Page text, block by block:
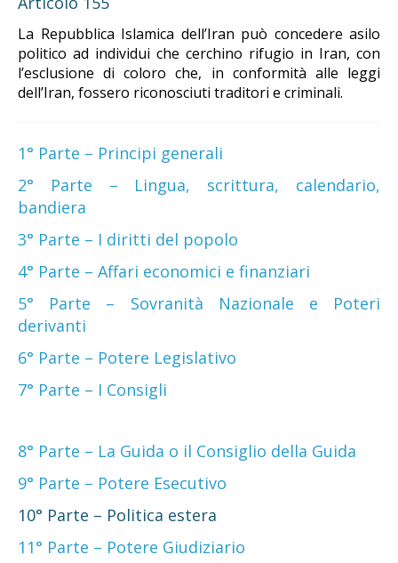
La Repubblica Islamica dell’Iran può concedere asilo
politico ad individui che cerchino rifugio in Iran, con
l’esclusione di coloro che, in conformità alle leggi
dell’Iran, fossero riconosciuti traditori e criminali.
1° Parte – Principi generali
2° Parte – Lingua, scrittura, calendario,
bandiera
3° Parte – I diritti del popolo
4° Parte – Affari economici e finanziari
5° Parte – Sovranità Nazionale e Poteri
derivanti
6° Parte – Potere Legislativo
7° Parte – I Consigli
8° Parte – La Guida o il Consiglio della Guida
9° Parte – Potere Esecutivo
10° Parte – Politica estera
11° Parte – Potere Giudiziario